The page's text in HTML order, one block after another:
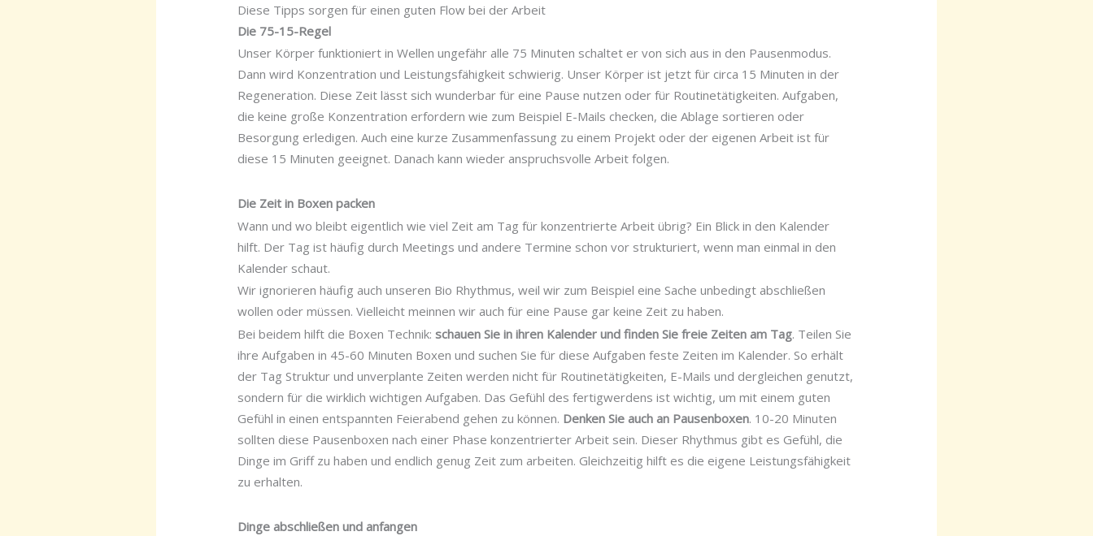
Diese Tipps sorgen für einen guten Flow bei der Arbeit
Die 75-15-Regel
Unser Körper funktioniert in Wellen ungefähr alle 75 Minuten schaltet er von sich aus in den Pausenmodus.
Dann wird Konzentration und Leistungsfähigkeit schwierig. Unser Körper ist jetzt für circa 15 Minuten in der
Regeneration. Diese Zeit lässt sich wunderbar für eine Pause nutzen oder für Routinetätigkeiten. Aufgaben,
die keine große Konzentration erfordern wie zum Beispiel E-Mails checken, die Ablage sortieren oder
Besorgung erledigen. Auch eine kurze Zusammenfassung zu einem Projekt oder der eigenen Arbeit ist für
diese 15 Minuten geeignet. Danach kann wieder anspruchsvolle Arbeit folgen.
Die Zeit in Boxen packen
Wann und wo bleibt eigentlich wie viel Zeit am Tag für konzentrierte Arbeit übrig? Ein Blick in den Kalender
hilft. Der Tag ist häufig durch Meetings und andere Termine schon vor strukturiert, wenn man einmal in den
Kalender schaut.
Wir ignorieren häufig auch unseren Bio Rhythmus, weil wir zum Beispiel eine Sache unbedingt abschließen
wollen oder müssen. Vielleicht meinnen wir auch für eine Pause gar keine Zeit zu haben.
Bei beidem hilft die Boxen Technik:schauen Sie in ihren Kalender und finden Sie freie Zeiten am Tag. Teilen Sie
ihre Aufgaben in 45-60 Minuten Boxen und suchen Sie für diese Aufgaben feste Zeiten im Kalender. So erhält
der Tag Struktur und unverplante Zeiten werden nicht für Routinetätigkeiten, E-Mails und dergleichen genutzt,
sondern für die wirklich wichtigen Aufgaben. Das Gefühl des fertigwerdens ist wichtig, um mit einem guten
Gefühl in einen entspannten Feierabend gehen zu können. Denken Sie auch an Pausenboxen. 10-20 Minuten
sollten diese Pausenboxen nach einer Phase konzentrierter Arbeit sein. Dieser Rhythmus gibt es Gefühl, die
Dinge im Griff zu haben und endlich genug Zeit zum arbeiten. Gleichzeitig hilft es die eigene Leistungsfähigkeit
zu erhalten.
Dinge abschließen und anfangen